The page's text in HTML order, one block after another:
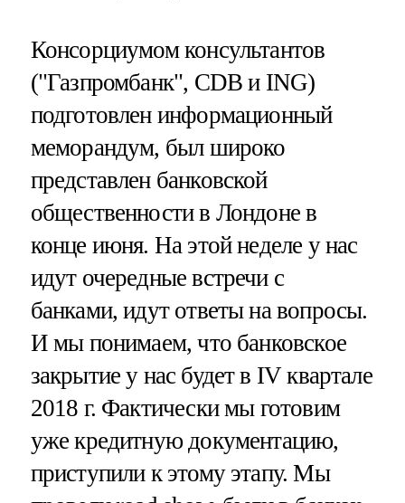
Консорциумом консультантов
("Газпромбанк", CDB и ING)
подготовлен информационный
меморандум, был широко
представлен банковской
общественности в Лондоне в
конце июня. На этой неделе у нас
идут очередные встречи с
банками, идут ответы на вопросы.
И мы понимаем, что банковское
закрытие у нас будет в IV квартале
2018 г. Фактически мы готовим
уже кредитную документацию,
приступили к этому этапу. Мы